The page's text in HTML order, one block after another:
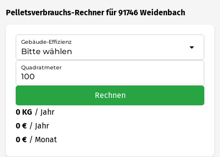
Pelletsverbrauchs-Rechner für 91746 Weidenbach
Gebäude-Effizienz
Quadratmeter
Rechnen
0 KG / Jahr
0 € / Jahr
0 € / Monat